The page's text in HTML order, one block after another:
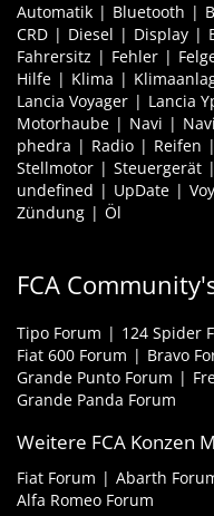
Automatik Bluetooth
CRD
Diesel Display
Fahrersitz
Fehler
Hilfe
Klima
Lancia Voyager
Lancia
Motorhaube
Navi
phedra
Radio Reifen
Stellmotor
Steuergerät
undefined
UpDate
Zündung
Öl
FCA
Tipo Forum 124 Spider
Fiat 600 Forum
Bravo
Grande Punto Forum
Grande Panda Forum
Weitere FCA Konzen
Fiat Forum Abarth
Alfa Romeo Forum